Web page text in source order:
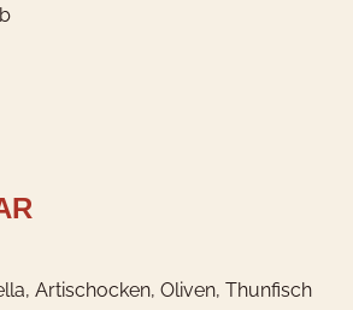
Artischocken, Oliven, Thunfisch